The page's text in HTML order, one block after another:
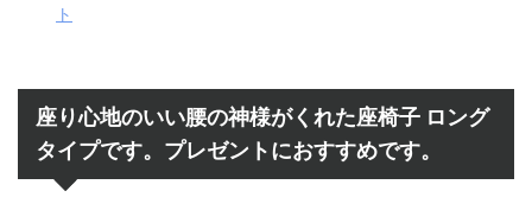
ト
座り心地のいい腰の神様がくれた座椅子 ロング
タイプです。プレゼントにおすすめです。